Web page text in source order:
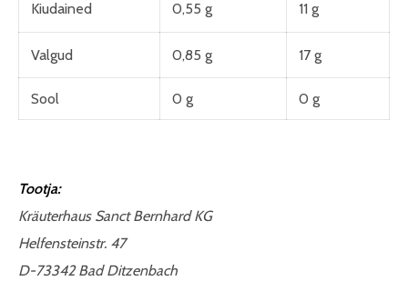
Kiudained 0,55 g 11 g
Valgud 0,85 g 17 g
Sool 0 g 0 g
Tootja:
Kräuterhaus Sanct Bernhard KG
Helfensteinstr. 47
D-73342 Bad Ditzenbach